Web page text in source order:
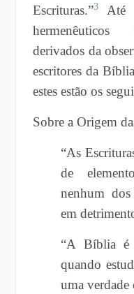
Escrituras.”3Até
hermenêuticos
derivados da
escritores da
estes estão os
Sobre a Origem
“As
de
nenhum
em
“A Bíblia é
quando
uma verdade